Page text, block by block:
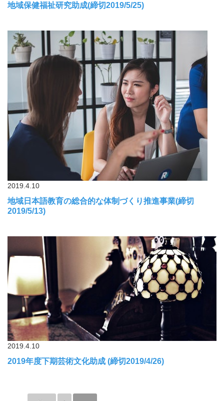
地域保健福祉研究助成(締切2019/5/25)
2019.4.10
地域日本語教育の総合的な体制づくり推進事業(締切
2019/5/13)
2019.4.10
2019年度下期芸術文化助成 (締切2019/4/26)